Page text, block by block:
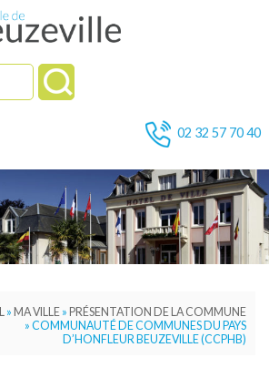
Twitter
la page Instagram 02 32 57 70 40
» MA VILLE » PRÉSENTATION DE LA COMMUNE
» COMMUNAUTÉ DE COMMUNES DU PAYS
D’HONFLEUR BEUZEVILLE (CCPHB)